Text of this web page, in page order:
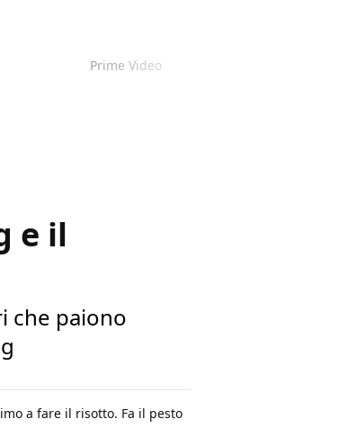
Prime Video
e il
che paiono
a fare il risotto. Fa il pesto